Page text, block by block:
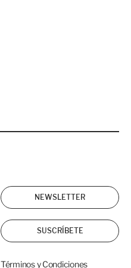
NEWSLETTER
SUSCRÍBETE
Términos y Condiciones